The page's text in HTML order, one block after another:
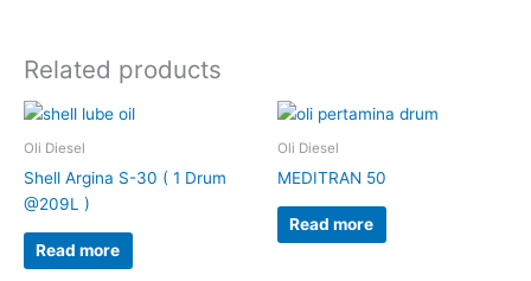
Related products
Oli Diesel
Shell Argina S-30 ( 1 Drum
@209L )
Read more
Oli Diesel
MEDITRAN 50
Read more